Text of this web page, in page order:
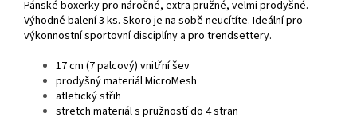
Pánské boxerky pro náročné, extra pružné, velmi prodyšné.
Výhodné balení 3 ks. Skoro je na sobě neucítíte. Ideální pro
výkonnostní sportovní disciplíny a pro trendsettery.
17 cm (7 palcový) vnitřní šev
prodyšný materiál MicroMesh
atletický střih
stretch materiál s pružností do 4 stran